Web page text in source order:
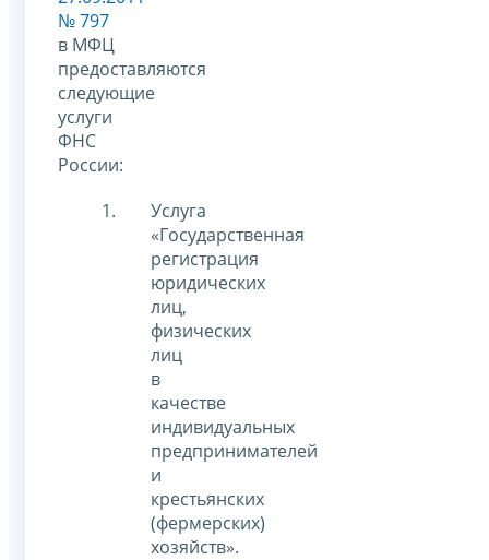
№ 797
в МФЦ
предоставляются
следующие
услуги
ФНС
России:
Услуга
«Государственная
регистрация
юридических
лиц,
физических
лиц
в
качестве
индивидуальных
предпринимателей
и
крестьянских
(фермерских)
хозяйств».